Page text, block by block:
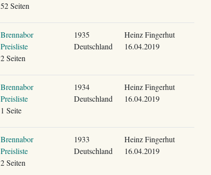
52 Seiten
Brennabor
Preisliste
2 Seiten
1935
Deutschland
Heinz Fingerhut
16.04.2019
Brennabor
Preisliste
1 Seite
1934
Deutschland
Heinz Fingerhut
16.04.2019
Brennabor
Preisliste
2 Seiten
1933
Deutschland
Heinz Fingerhut
16.04.2019